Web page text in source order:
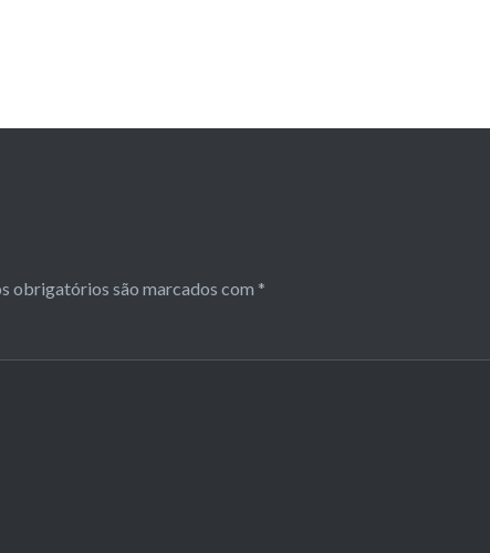
obrigatórios são marcados com *